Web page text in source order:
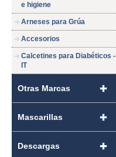
e higiene
Arneses para Grúa
Accesorios
Calcetines para Diabéticos -
IT
Otras Marcas
Mascarillas
Descargas